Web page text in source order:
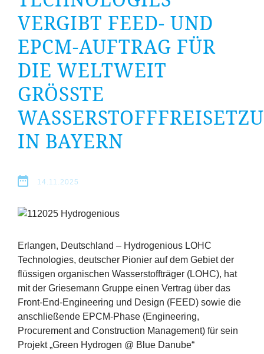
Cluster
Leistungsangebot
Arbeitskreise
Erfolge
Fördermöglichkeiten
Aktuelles
VERGIBT FEED- UND
EPCM-AUFTRAG FÜR
DIE WELTWEIT
GRÖSSTE W
N BAYERN
14.11.2025
Erlangen, Deutschland – Hydrogenious LOHC
Technologies, deutscher Pionier auf dem Gebiet der
flüssigen organischen Wasserstoffträger (LOHC), hat
mit der Griesemann Gruppe einen Vertrag über das
Front-End-Engineering und Design (FEED) sowie die
anschließende EPCM-Phase (Engineering,
Procurement and Construction Management) für sein
Projekt„Green Hydrogen @ Blue Danube“